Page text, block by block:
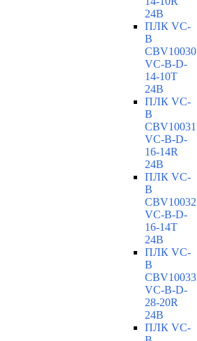
24В
ПЛК VC-
B
CBV10030
VC-В-D-
14-10T
24В
ПЛК VC-
B
CBV10031
VC-В-D-
16-14R
24В
ПЛК VC-
B
CBV10032
VC-В-D-
16-14T
24В
ПЛК VC-
B
CBV10033
VC-В-D-
28-20R
24В
ПЛК VC-